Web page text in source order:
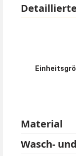
Öffnungen am
verschlossen
Dann erst
Für den Gang
ausschalten.
Material
Wasch-